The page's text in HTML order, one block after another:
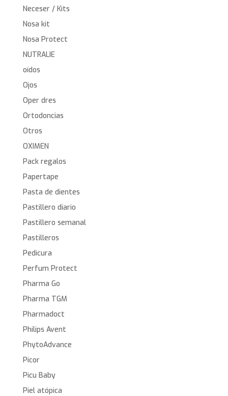
Neceser / Kits
Nosa kit
Nosa Protect
NUTRALIE
oídos
Ojos
Oper dres
Ortodoncias
Otros
OXIMEN
Pack regalos
Papertape
Pasta de dientes
Pastillero diario
Pastillero semanal
Pastilleros
Pedicura
Perfum Protect
Pharma Go
Pharma TGM
Pharmadoct
Philips Avent
PhytoAdvance
Picor
Picu Baby
Piel atópica